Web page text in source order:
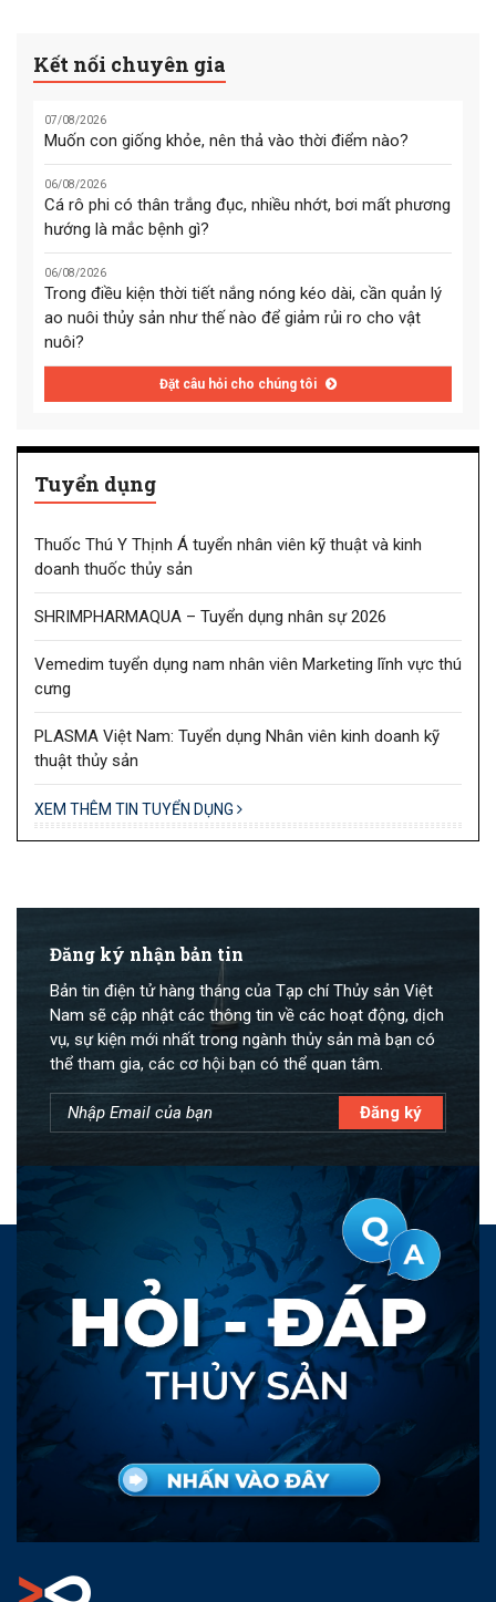
Kết nối chuyên gia
07/08/2026
Muốn con giống khỏe, nên thả vào thời điểm nào?
06/08/2026
Cá rô phi có thân trắng đục, nhiều nhớt, bơi mất phương
hướng là mắc bệnh gì?
06/08/2026
Trong điều kiện thời tiết nắng nóng kéo dài, cần quản lý
ao nuôi thủy sản như thế nào để giảm rủi ro cho vật
nuôi?
Đặt câu hỏi cho chúng tôi
Tuyển dụng
Thuốc Thú Y Thịnh Á tuyển nhân viên kỹ thuật và kinh
doanh thuốc thủy sản
SHRIMPHARMAQUA – Tuyển dụng nhân sự 2026
Vemedim tuyển dụng nam nhân viên Marketing lĩnh vực thú
cưng
PLASMA Việt Nam: Tuyển dụng Nhân viên kinh doanh kỹ
thuật thủy sản
XEM THÊM TIN TUYỂN DỤNG
Đăng ký nhận bản tin
Bản tin điện tử hàng tháng của Tạp chí Thủy sản Việt
Nam sẽ cập nhật các thông tin về các hoạt động, dịch
vụ, sự kiện mới nhất trong ngành thủy sản mà bạn có
thể tham gia, các cơ hội bạn có thể quan tâm.